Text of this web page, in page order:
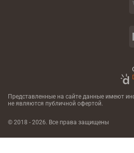
Представленные на сайте данные имеют
не являются публичной офертой.
© 2018 - 2026. Все права защищены